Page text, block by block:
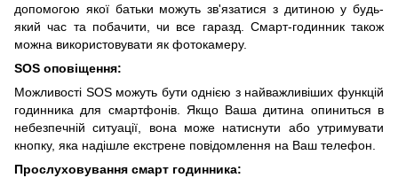
допомогою якої батьки можуть зв'язатися з дитиною у будь-
який час та побачити, чи все гаразд. Смарт-годинник також
можна використовувати як фотокамеру.
SOS оповіщення:
Можливості SOS можуть бути однією з найважливіших функцій
годинника для смартфонів. Якщо Ваша дитина опиниться в
небезпечній ситуації, вона може натиснути або утримувати
кнопку, яка надішле екстрене повідомлення на Ваш телефон.
Прослуховування смарт годинника: